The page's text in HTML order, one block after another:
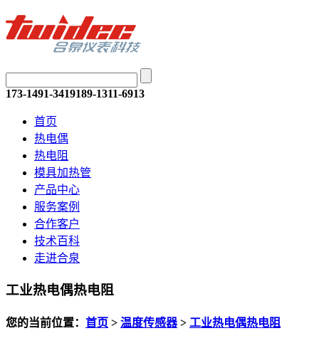
173-1491-3419189-1311-6913
首页
热电偶
热电阻
模具加热管
产品中心
服务案例
合作客户
技术百科
走进合泉
工业热电偶热电阻
您的当前位置： 首页 > 温度传感器> 工业热电偶热电阻